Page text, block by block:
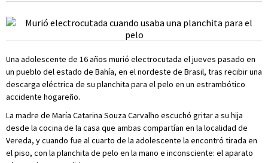
Una adolescente de 16 años murió electrocutada el jueves pasado en
un pueblo del estado de Bahía, en el nordeste de Brasil, tras recibir una
descarga eléctrica de su planchita para el pelo en un estrambótico
accidente hogareño.
La madre de María Catarina Souza Carvalho escuchó gritar a su hija
desde la cocina de la casa que ambas compartían en la localidad de
Vereda, y cuando fue al cuarto de la adolescente la encontró tirada en
el piso, con la planchita de pelo en la mano e inconsciente: el aparato